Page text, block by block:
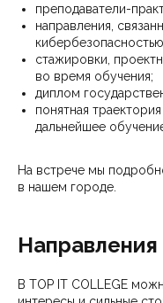
преподаватели-
направления,
стажировки,
во время обучения;
диплом
понятная
дальнейшее
На встрече мы
в нашем городе.
Направления
В TOP IT COLLEGE